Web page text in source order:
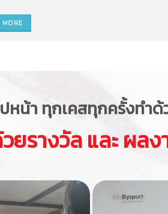
MORE
หน้า ทุกเคสทุกครั้งทำด้
ยรางวัล และ ผล